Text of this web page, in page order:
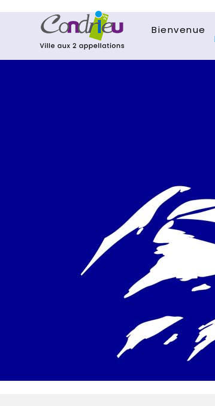
Bienvenue